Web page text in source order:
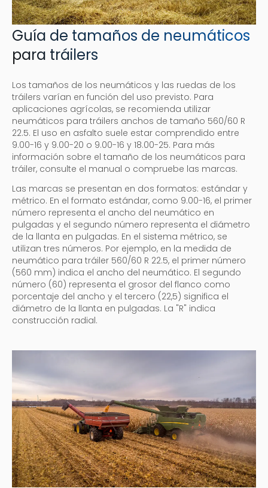
Guía de tamaños de neumáticos
para tráilers
Los tamaños de los neumáticos y las ruedas de los
tráilers varían en función del uso previsto. Para
aplicaciones agrícolas, se recomienda utilizar
neumáticos para tráilers anchos de tamaño 560/60 R
22.5. El uso en asfalto suele estar comprendido entre
9.00-16 y 9.00-20 o 9.00-16 y 18.00-25. Para más
información sobre el tamaño de los neumáticos para
tráiler, consulte el manual o compruebe las marcas.
Las marcas se presentan en dos formatos: estándar y
métrico. En el formato estándar, como 9.00-16, el primer
número representa el ancho del neumático en
pulgadas y el segundo número representa el diámetro
de la llanta en pulgadas. En el sistema métrico, se
utilizan tres números. Por ejemplo, en la medida de
neumático para tráiler 560/60 R 22.5, el primer número
(560 mm) indica el ancho del neumático. El segundo
número (60) representa el grosor del flanco como
porcentaje del ancho y el tercero (22,5) significa el
diámetro de la llanta en pulgadas. La "R" indica
construcción radial.